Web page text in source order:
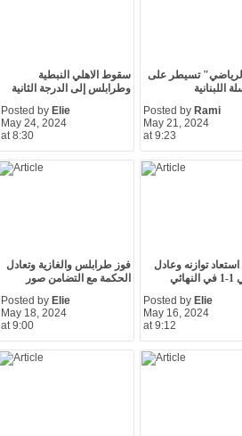
سقوط الاهلي النبطية
وطرابلس إلى الدرجة الثانية
Posted by Elie
May 24, 2024
at 8:30
تسيطر على
اللبنانية
Posted by Rami
May 21, 2024
at 9:23
فوز طرابلس والغازية وتعادل
الحكمة مع التضامن صور
Posted by Elie
May 18, 2024
at 9:00
توازنه وعادل
Posted by Elie
May 16, 2024
at 9:12